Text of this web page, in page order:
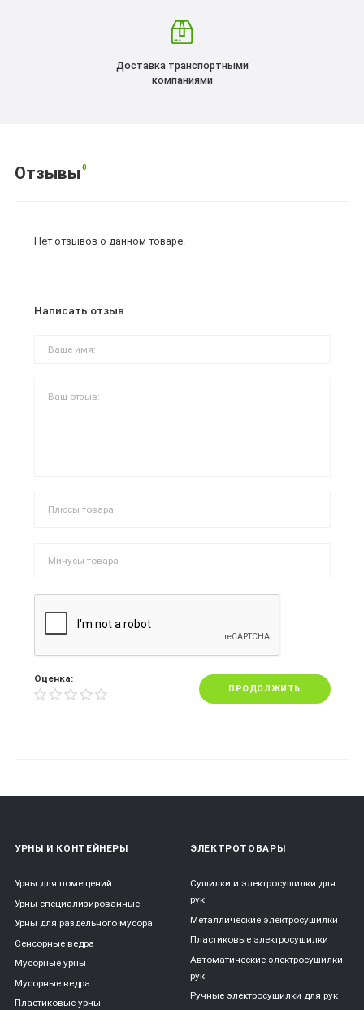
Доставка транспортными
компаниями
Отзывы 0
Нет отзывов о данном товаре.
Написать отзыв
Оценка:
ПРОДОЛЖИТЬ
УРНЫ И КОНТЕЙНЕРЫ
Урны для помещений
Урны специализированные
Урны для раздельного мусора
Сенсорные ведра
Мусорные урны
Мусорные ведра
Пластиковые урны
ЭЛЕКТРОТОВАРЫ
Сушилки и электросушилки для
рук
Металлические электросушилки
Пластиковые электросушилки
Автоматические электросушилки
рук
Ручные электросушилки для рук